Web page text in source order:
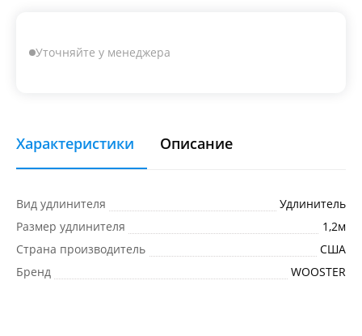
Уточняйте у менеджера
Характеристики Описание
Вид удлинителя
Удлинитель
Размер удлинителя
1,2м
Страна производитель
США
Бренд
WOOSTER